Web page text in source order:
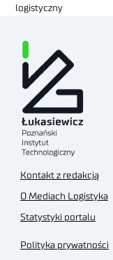
logistyczny
Kontakt z redakcją
O Mediach Logistyka
Statystyki portalu
Polityka prywatności